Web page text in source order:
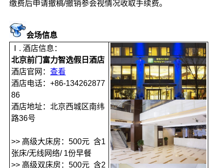
缴费后申请撤稿/撤销参会视情况收取手续费。
会场信息
Ⅰ. 酒店信息：
北京前门富力智选假日酒店
酒店官网：查看
酒店电话：+86-134262877
86
酒店地址：北京西城区南纬
路36号
>> 高级大床房：500元 含1
张床/无线网络/ 1份早餐
>> 高级双床房：500元 含2